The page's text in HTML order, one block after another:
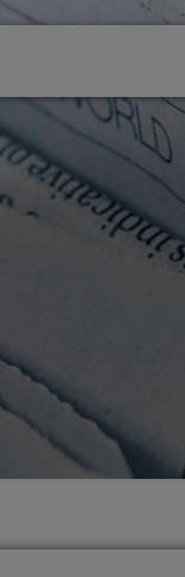
2025 -
Gummersbach 2026
Arena